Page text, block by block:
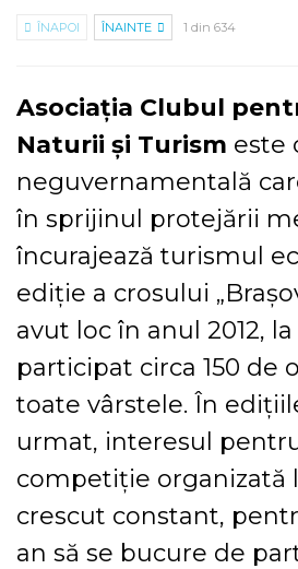
ÎNAPOI ÎNAINTE 1 din 634
Asociația Clubul
Naturii și Turism este
neguvernamentală
în sprijinul protejării
încurajează turismul
ediție a crosului
avut loc în anul 2012,
participat circa 150 de
toate vârstele. În
urmat, interesul
competiție organizată
crescut constant,
an să se bucure de